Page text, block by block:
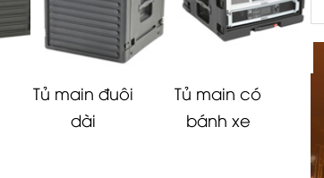
Tủ main đuôi
dài
Tủ main có
bánh xe